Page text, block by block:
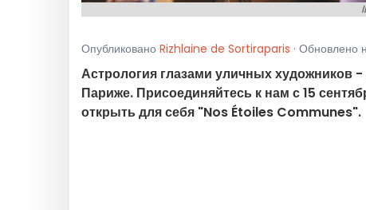
Опубликовано Rizhlaine de Sortiraparis · Обновлено
Астрология глазами уличных художников
Париже. Присоединяйтесь к нам с 15
открыть для себя "Nos Étoiles Communes".